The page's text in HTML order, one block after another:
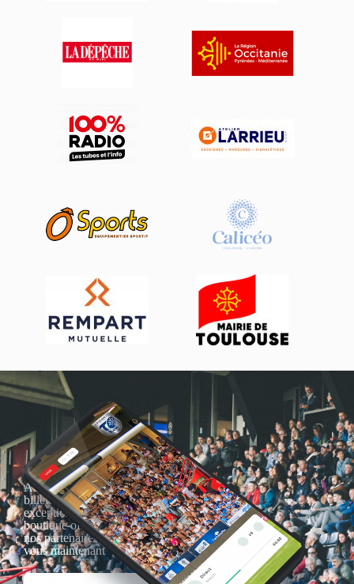
Actualités, nouveautés,
billetterie, remises
exceptionnelles dans la
boutique officielles & chez
nos partenaires… Inscrivez-
vous maintenant